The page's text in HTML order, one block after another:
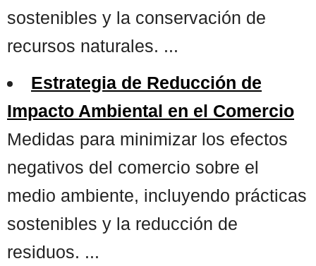
sostenibles y la conservación de
recursos naturales. ...
Estrategia de Reducción de
Impacto Ambiental en el Comercio
Medidas para minimizar los efectos
negativos del comercio sobre el
medio ambiente, incluyendo prácticas
sostenibles y la reducción de
residuos. ...